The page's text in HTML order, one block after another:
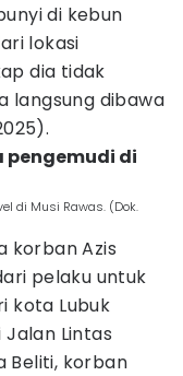
di kebun
lokasi
dia tidak
langsung dibawa
pengemudi di
di Musi Rawas. (Dok.
korban Azis
pelaku untuk
kota Lubuk
Jalan Lintas
Beliti, korban